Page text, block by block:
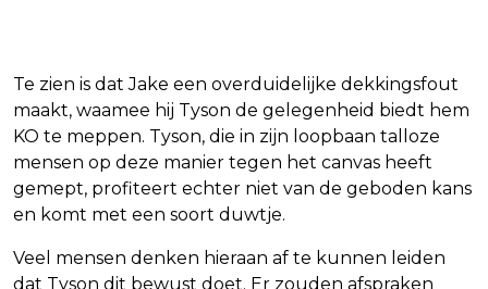
Te zien is dat Jake een overduidelijke dekkingsfout
maakt, waamee hij Tyson de gelegenheid biedt hem
KO te meppen. Tyson, die in zijn loopbaan talloze
mensen op deze manier tegen het canvas heeft
gemept, profiteert echter niet van de geboden kans
en komt met een soort duwtje.
Veel mensen denken hieraan af te kunnen leiden
dat Tyson dit bewust doet. Er zouden afspraken